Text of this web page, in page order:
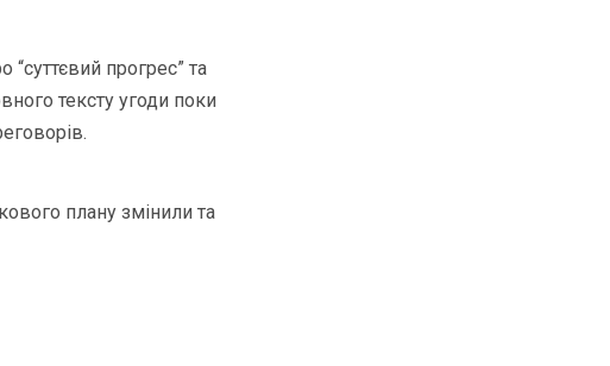
прогрес” та
тексту угоди поки
плану змінили та